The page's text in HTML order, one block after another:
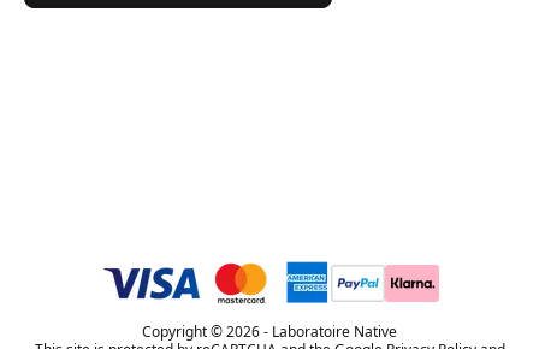
Copyright © 2026 - Laboratoire Native